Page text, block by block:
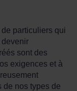
particuliers qui
devenir
sont des
exigences et à
de nos types de